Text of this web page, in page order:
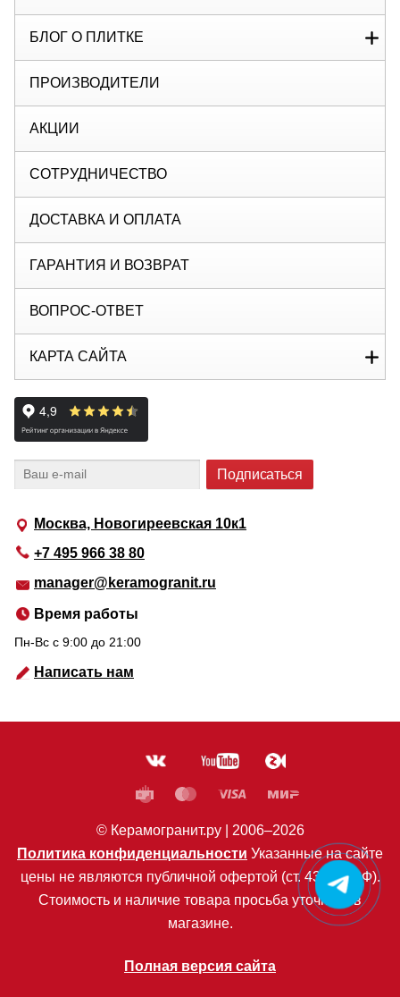
Москва, Новогиреевская 10к1
+7 495 966 38 80
manager@keramogranit.ru
Время работы
Пн-Вс c 9:00 до 21:00
Написать нам
БЛОГ О ПЛИТКЕ
ПРОИЗВОДИТЕЛИ
АКЦИИ
СОТРУДНИЧЕСТВО
ДОСТАВКА И ОПЛАТА
ГАРАНТИЯ И ВОЗВРАТ
ВОПРОС-ОТВЕТ
КАРТА САЙТА
© Керамогранит.ру | 2006–2026
Политика конфиденциальности Указанные на сайте
цены не являются публичной офертой (ст. 435 ГК РФ).
Стоимость и наличие товара просьба уточнять в
магазине.
Полная версия сайта